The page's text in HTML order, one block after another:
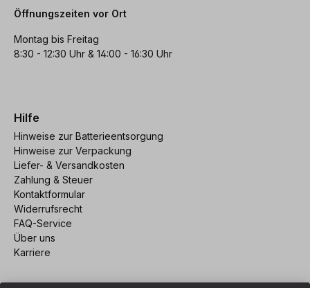
Öffnungszeiten vor Ort
Montag bis Freitag
8:30 - 12:30 Uhr & 14:00 - 16:30 Uhr
Hilfe
Hinweise zur Batterieentsorgung
Hinweise zur Verpackung
Liefer- & Versandkosten
Zahlung & Steuer
Kontaktformular
Widerrufsrecht
FAQ-Service
Über uns
Karriere